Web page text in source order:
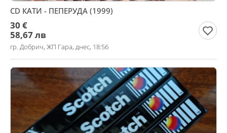
CD КАТИ - ПЕПЕРУДА (1999)
30 €
58,67 лв
гр. Добрич, ЖП Гара, днес, 18:56